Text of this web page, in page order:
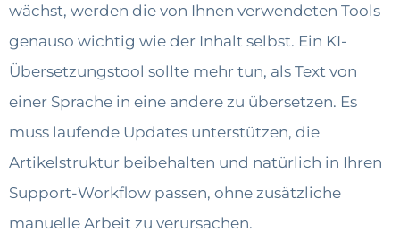
wächst, werden die von Ihnen verwendeten Tools
genauso wichtig wie der Inhalt selbst. Ein KI-
Übersetzungstool sollte mehr tun, als Text von
einer Sprache in eine andere zu übersetzen. Es
muss laufende Updates unterstützen, die
Artikelstruktur beibehalten und natürlich in Ihren
Support-Workflow passen, ohne zusätzliche
manuelle Arbeit zu verursachen.